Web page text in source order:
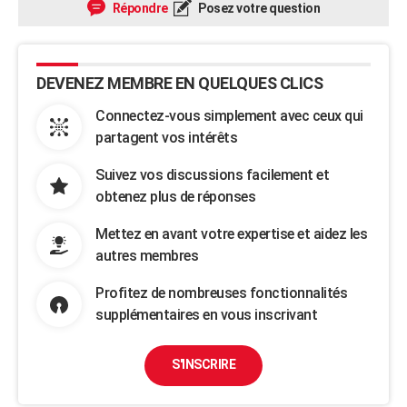
Répondre Posez votre question
DEVENEZ MEMBRE EN QUELQUES CLICS
Connectez-vous simplement avec ceux qui
partagent vos intérêts
Suivez vos discussions facilement et
obtenez plus de réponses
Mettez en avant votre expertise et aidez les
autres membres
Profitez de nombreuses fonctionnalités
supplémentaires en vous inscrivant
S'INSCRIRE